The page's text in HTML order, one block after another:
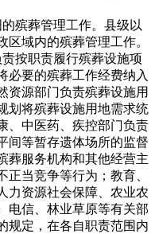
殡葬管理工作。县级以
区域内的殡葬管理工作。
按职责履行殡葬设施项
必要的殡葬工作经费纳入
资源部门负责殡葬设施用
划将殡葬设施用地需求统
、中医药、疾控部门负责
间等暂存遗体场所的监督
葬服务机构和其他经营主
当竞争等行为；教育、
力资源社会保障、农业农
电信、林业草原等有关部
规定，在各自职责范围内